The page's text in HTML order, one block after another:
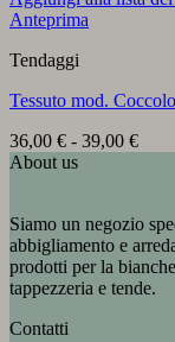
Anteprima
Tendaggi
Tessuto mod.
36,00 € - 39,00 €Fascia
a
About us
Siamo un negozio
abbigliamento e
prodotti per la
tappezzeria e tende.
Contatti